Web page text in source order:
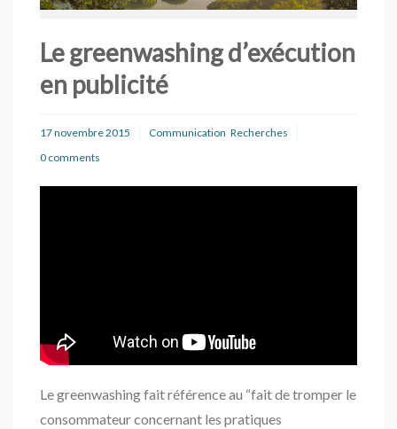
Le greenwashing d’exécution
en publicité
17 novembre 2015 Communication Recherches
0 comments
Le greenwashing fait référence au “fait de tromper le
consommateur concernant les pratiques